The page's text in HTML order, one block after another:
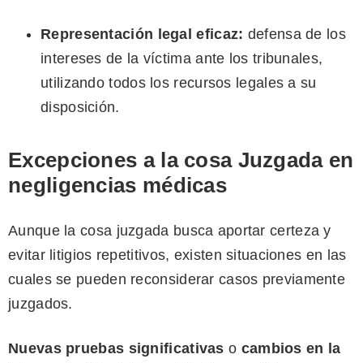
Representación legal eficaz: defensa de los
intereses de la víctima ante los tribunales,
utilizando todos los recursos legales a su
disposición.
Excepciones a la cosa Juzgada en
negligencias médicas
Aunque la cosa juzgada busca aportar certeza y
evitar litigios repetitivos, existen situaciones en las
cuales se pueden reconsiderar casos previamente
juzgados.
Nuevas pruebas significativas o cambios en la